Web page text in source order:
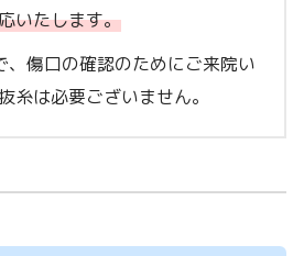
いたします。
、傷口の確認のためにご来院い
糸は必要ございません。